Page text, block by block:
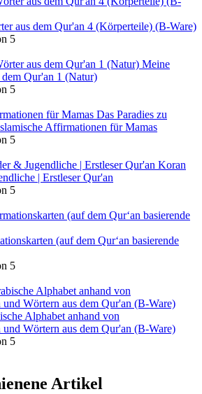
aus dem Qur'an 4 (Körperteile) (B-Ware)
5
Meine
dem Qur'an 1 (Natur)
5
Das Paradies zu
Affirmationen für Mamas
5
Koran
| Erstleser Qur'an
5
(auf dem Qur‘an basierende
5
Alphabet anhand von
und Wörtern aus dem Qur'an (B-Ware)
5
Artikel